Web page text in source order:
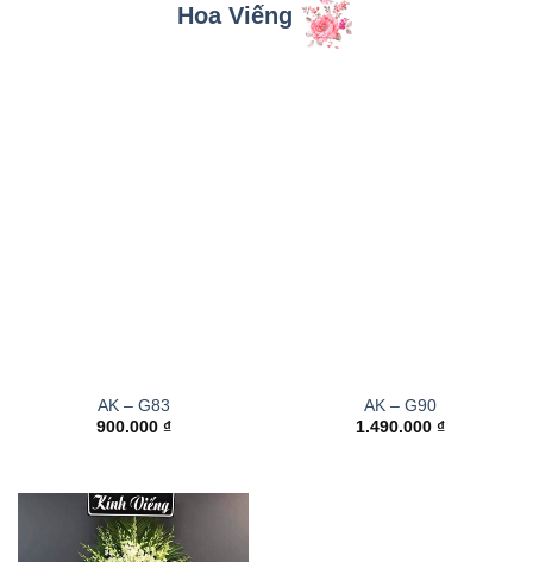
Hoa Viếng
AK – G83
900.000 ₫
AK – G90
1.490.000 ₫